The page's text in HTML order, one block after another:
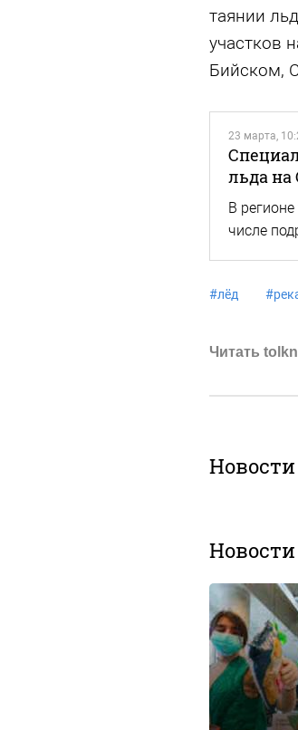
таянии
участков
Бийском,
23 марта,
льда на
В
числе
#лёд #
Читать